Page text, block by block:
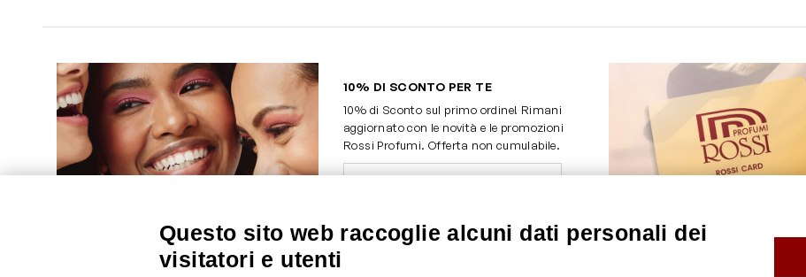
10% DI SCONTO PER TE
10% di Sconto sul primo ordine! Rimani
aggiornato con le novità e le promozioni
Rossi Profumi. Offerta non cumulabile.
10% di Sconto sul primo ordine! *
Questo sito web raccoglie alcuni dati personali dei
visitatori e utenti